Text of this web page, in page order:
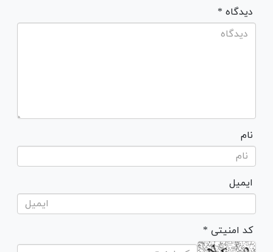
* دیدگاه
نام
ایمیل
* کد امنیتی